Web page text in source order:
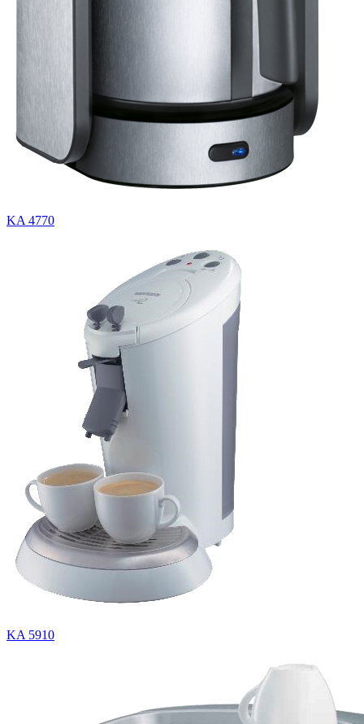
KA 4770
KA 5910